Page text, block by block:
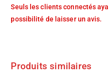
Seuls les clients connectés
possibilité de laisser un avis.
Produits similaires